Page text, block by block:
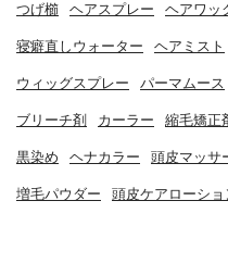
つげ櫛 ヘアスプレー ヘアワッ
寝癖直しウォーター ヘアミスト
ウィッグスプレー パーマムース
ブリーチ剤 カーラー 縮毛矯正
黒染め ヘナカラー 頭皮マッサ
増毛パウダー 頭皮ケアローショ